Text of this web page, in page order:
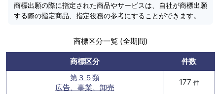
商標出願の際に指定された商品やサービスは、自社が商標出願
する際の指定商品、指定役務の参考にすることができます。
商標区分一覧 (全期間)
商標区分
件数
第３５類
広告、事業、卸売
177 件